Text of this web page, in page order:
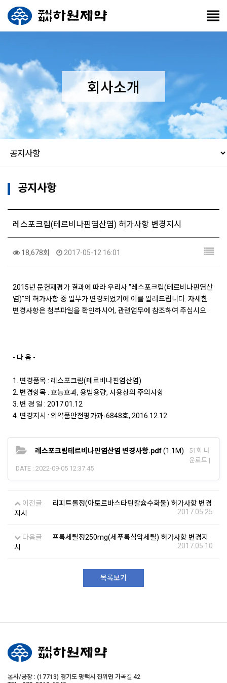
회사소개
공지사항
레스포크림(테르비나핀염산염) 허가사항 변경지시
18,678회 2017-05-12 16:01
2015년 문헌재평가 결과에 따라 우리사 "레스포크림(테르비나핀염산
염)"의 허가사항 중 일부가 변경되었기에 이를 알려드립니다. 자세한
변경사항은 첨부파일을 확인하시어, 관련업무에 참조하여 주십시오.
- 다 음 -
1. 변경품목 : 레스포크림(테르비나핀염산염)
2. 변경항목 : 효능효과, 용법용량, 사용상의 주의사항
3. 변 경 일 : 2017.01.12
4. 변경지시 : 의약품안전평가과-6848호, 2016.12.12
레스포크림테르비나핀염산염 변경사항.pdf(1.1M)
51회 다
운로드 |
DATE : 2022-09-05 12:37:45
이전글
리피트롤정(아토르바스타틴칼슘수화물) 허가사항 변경
지시
2017.05.25
다음글
프록세틸정250mg(세푸록심악세틸) 허가사항 변경지
시
2017.05.10
목록보기
본사/공장 : (17713) 경기도 평택시 진위면 가곡길 42